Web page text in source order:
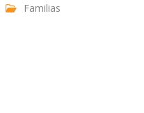
Familias
salir del país mientras